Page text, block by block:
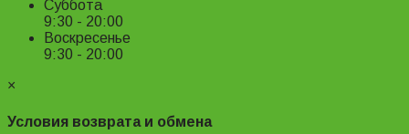
Суббота
9:30 - 20:00
Воскресенье
9:30 - 20:00
×
Условия возврата и обмена